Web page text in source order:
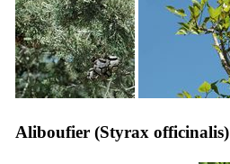
Aliboufier (Styrax officinalis)